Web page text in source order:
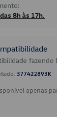
8h às 17h.
fazendo
377422893K
apenas